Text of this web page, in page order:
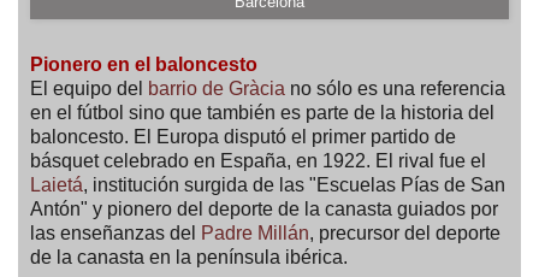
Pionero en el baloncesto
El equipo del barrio de Gràcia no sólo es una referencia
en el fútbol sino que también es parte de la historia del
baloncesto. El Europa disputó el primer partido de
básquet celebrado en España, en 1922. El rival fue el
Laietá, institución surgida de las "Escuelas Pías de San
Antón" y pionero del deporte de la canasta guiados por
las enseñanzas del Padre Millán, precursor del deporte
de la canasta en la península ibérica.